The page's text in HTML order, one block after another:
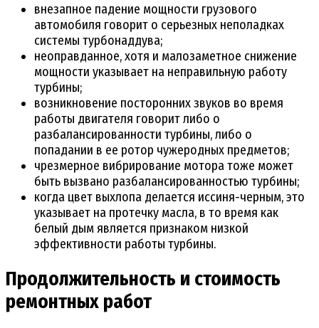
внезапное падение мощности грузового
автомобиля говорит о серьезных неполадках
системы турбонаддува;
неоправданное, хотя и малозаметное снижение
мощности указывает на неправильную работу
турбины;
возникновение посторонних звуков во время
работы двигателя говорит либо о
разбалансированности турбины, либо о
попадании в ее ротор чужеродных предметов;
чрезмерное вибрирование мотора тоже может
быть вызвано разбалансированностью турбины;
когда цвет выхлопа делается иссиня-черным, это
указывает на протечку масла, в то время как
белый дым является признаком низкой
эффективности работы турбины.
Продолжительность и стоимость
ремонтных работ